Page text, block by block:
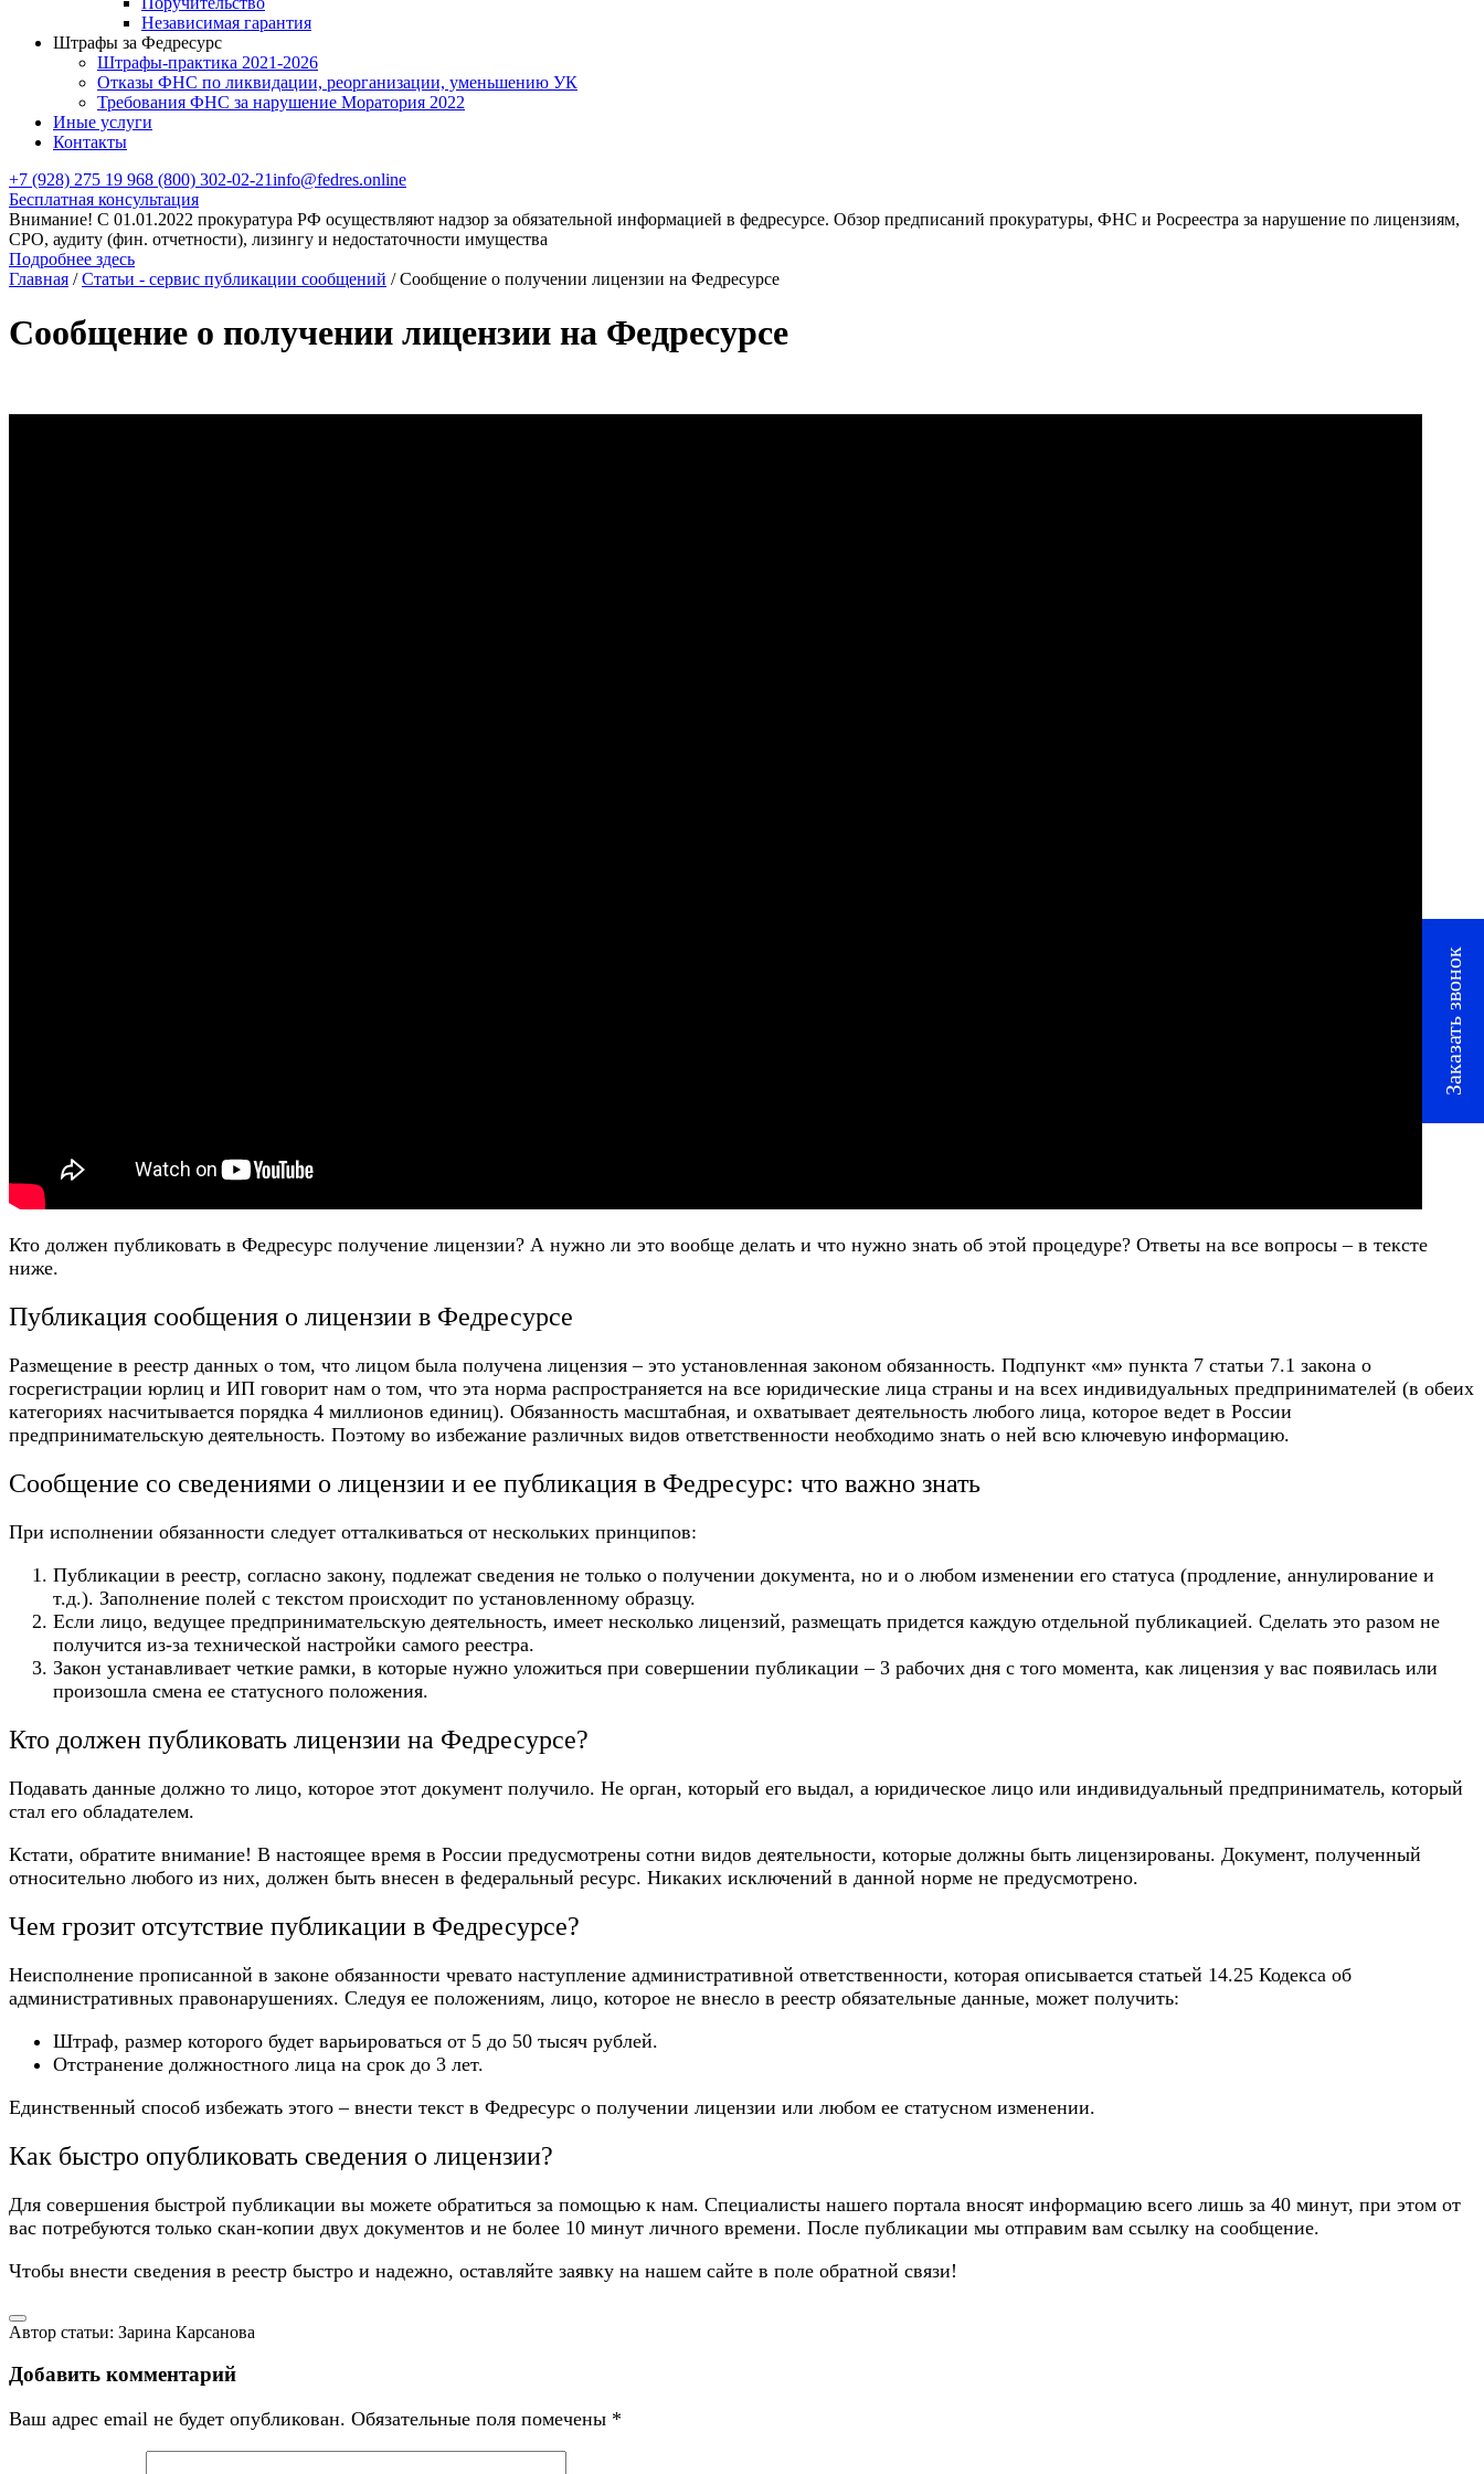
Независимая гарантия
Штрафы за Федресурс
Штрафы-практика 2021-2026
Отказы ФНС по ликвидации, реорганизации, уменьшению УК
Требования ФНС за нарушение Моратория 2022
Иные услуги
Контакты
+7 (928) 275 19 968 (800) 302-02-21info@fedres.online
Бесплатная консультация
Внимание! С 01.01.2022 прокуратура РФ осуществляют надзор за обязательной информацией в федресурсе. Обзор предписаний прокуратуры, ФНС и Росреестра за нарушение по лицензиям,
СРО, аудиту (фин. отчетности), лизингу и недостаточности имущества
Подробнее здесь
Главная / Статьи - сервис публикации сообщений /Сообщение о получении лицензии на Федресурсе
Сообщение о получении лицензии на Федресурсе
Кто должен публиковать в Федресурс получение лицензии? А нужно ли это вообще делать и что нужно знать об этой процедуре? Ответы на все вопросы – в тексте
ниже.
Публикация сообщения о лицензии в Федресурсе
Размещение в реестр данных о том, что лицом была получена лицензия – это установленная законом обязанность. Подпункт «м» пункта 7 статьи 7.1 закона о
госрегистрации юрлиц и ИП говорит нам о том, что эта норма распространяется на все юридические лица страны и на всех индивидуальных предпринимателей (в обеих
категориях насчитывается порядка 4 миллионов единиц). Обязанность масштабная, и охватывает деятельность любого лица, которое ведет в России
предпринимательскую деятельность. Поэтому во избежание различных видов ответственности необходимо знать о ней всю ключевую информацию.
Сообщение со сведениями о лицензии и ее публикация в Федресурс: что важно знать
При исполнении обязанности следует отталкиваться от нескольких принципов:
Публикации в реестр, согласно закону, подлежат сведения не только о получении документа, но и о любом изменении его статуса (продление, аннулирование и
т.д.). Заполнение полей с текстом происходит по установленному образцу.
Если лицо, ведущее предпринимательскую деятельность, имеет несколько лицензий, размещать придется каждую отдельной публикацией. Сделать это разом не
получится из-за технической настройки самого реестра.
Закон устанавливает четкие рамки, в которые нужно уложиться при совершении публикации – 3 рабочих дня с того момента, как лицензия у вас появилась или
произошла смена ее статусного положения.
Кто должен публиковать лицензии на Федресурсе?
Подавать данные должно то лицо, которое этот документ получило. Не орган, который его выдал, а юридическое лицо или индивидуальный предприниматель, который
стал его обладателем.
Кстати, обратите внимание! В настоящее время в России предусмотрены сотни видов деятельности, которые должны быть лицензированы. Документ, полученный
относительно любого из них, должен быть внесен в федеральный ресурс. Никаких исключений в данной норме не предусмотрено.
Чем грозит отсутствие публикации в Федресурсе?
Неисполнение прописанной в законе обязанности чревато наступление административной ответственности, которая описывается статьей 14.25 Кодекса об
административных правонарушениях. Следуя ее положениям, лицо, которое не внесло в реестр обязательные данные, может получить:
Штраф, размер которого будет варьироваться от 5 до 50 тысяч рублей.
Отстранение должностного лица на срок до 3 лет.
Единственный способ избежать этого – внести текст в Федресурс о получении лицензии или любом ее статусном изменении.
Как быстро опубликовать сведения о лицензии?
Для совершения быстрой публикации вы можете обратиться за помощью к нам. Специалисты нашего портала вносят информацию всего лишь за 40 минут, при этом от
вас потребуются только скан-копии двух документов и не более 10 минут личного времени. После публикации мы отправим вам ссылку на сообщение.
Чтобы внести сведения в реестр быстро и надежно, оставляйте заявку на нашем сайте в поле обратной связи!
Автор статьи: Зарина Карсанова
Добавить комментарий
Ваш адрес email не будет опубликован. Обязательные поля помечены *
Заказать звонок